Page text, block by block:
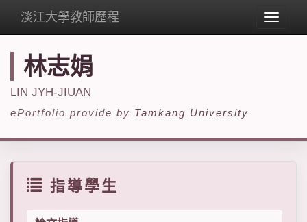
Toggle
淡江大學教師歷程
林志娟
LIN JYH-JIUAN
ePortfolio provide by Tamkang University
指導學生